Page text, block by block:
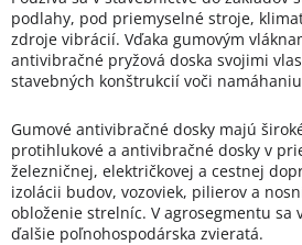
podlahy, pod priemyselné stroje,
zdroje vibrácií. Vďaka gumovým
antivibračné pryžová doska svojimi
stavebných konštrukcií voči
Gumové antivibračné dosky majú
protihlukové a antivibračné dosky v
železničnej, električkovej a cestnej
izolácii budov, vozoviek, pilierov a
obloženie strelníc. V agrosegmentu sa
ďalšie poľnohospodárska zvieratá.